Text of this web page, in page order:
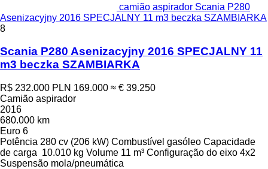
camião aspirador Scania P280
Asenizacyjny 2016 SPECJALNY 11 m3 beczka SZAMBIARKA
8
Scania P280 Asenizacyjny 2016 SPECJALNY 11
m3 beczka SZAMBIARKA
R$ 232.000 PLN 169.000 ≈ € 39.250
Camião aspirador
2016
680.000 km
Euro 6
Potência 280 cv (206 kW) Combustível gasóleo Capacidade
de carga 10.010 kg Volume 11 m³ Configuração do eixo 4x2
Suspensão mola/pneumática